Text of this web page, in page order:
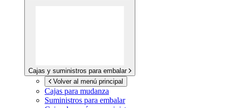
Cajas y suministros para embalar
Volver al menú principal
Cajas para mudanza
Suministros para embalar